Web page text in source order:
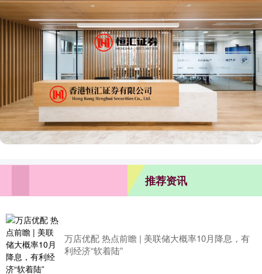
推荐资讯
万店优配 热点前瞻 | 美联储大概率10月降息，有
利经济“软着陆”